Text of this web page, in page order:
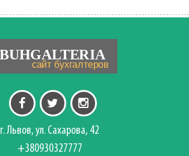
г. Львов, ул. Сахарова, 42
+380930327777